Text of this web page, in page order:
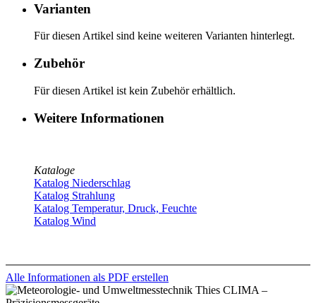
Varianten
Für diesen Artikel sind keine weiteren Varianten hinterlegt.
Zubehör
Für diesen Artikel ist kein Zubehör erhältlich.
Weitere Informationen
Kataloge
Katalog Niederschlag
Katalog Strahlung
Katalog Temperatur, Druck, Feuchte
Katalog Wind
Alle Informationen als PDF erstellen